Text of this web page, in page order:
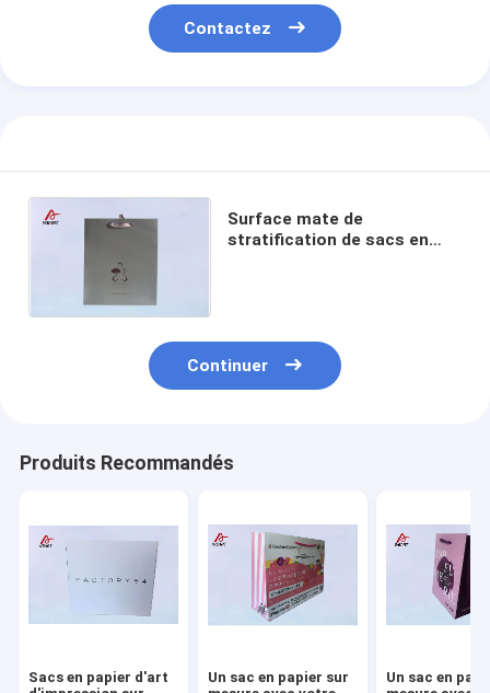
Contactez
Surface mate de
stratification de sacs en
Continuer
Produits Recommandés
Sacs en papier d'art
Un sac en papier sur
Un sac en